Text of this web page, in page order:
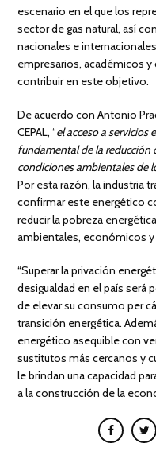
escenario en el que los
sector de gas natural, así
nacionales e
empresarios, académicos y
contribuir en este objetivo.
De acuerdo con Antonio
CEPAL, “el acceso a servicios
fundamental de la reducción
condiciones ambientales de
Por esta razón, la industria
confirmar este energético
reducir la pobreza
ambientales, económicos
“Superar la privación
desigualdad en el país será
de elevar su consumo per
transición energética.
energético asequible con
sustitutos más cercanos y
le brindan una capacidad
a la construcción de la